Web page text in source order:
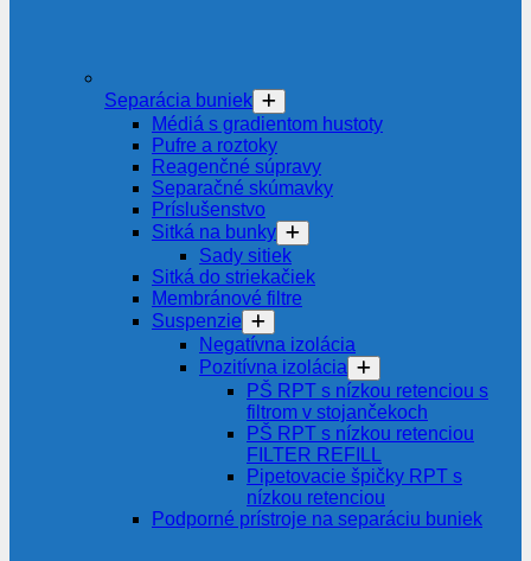
Separácia buniek
Médiá s gradientom hustoty
Pufre a roztoky
Reagenčné súpravy
Separačné skúmavky
Príslušenstvo
Sitká na bunky
Sady sitiek
Sitká do striekačiek
Membránové filtre
Suspenzie
Negatívna izolácia
Pozitívna izolácia
PŠ RPT s nízkou retenciou s
filtrom v stojančekoch
PŠ RPT s nízkou retenciou
FILTER REFILL
Pipetovacie špičky RPT s
nízkou retenciou
Podporné prístroje na separáciu buniek